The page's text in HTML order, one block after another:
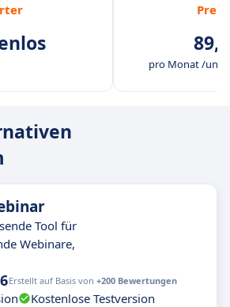
pro Monat /
Tool für
Webinare,
Erstellt auf Basis von +200 Bewertungen
Kostenlose Testversion